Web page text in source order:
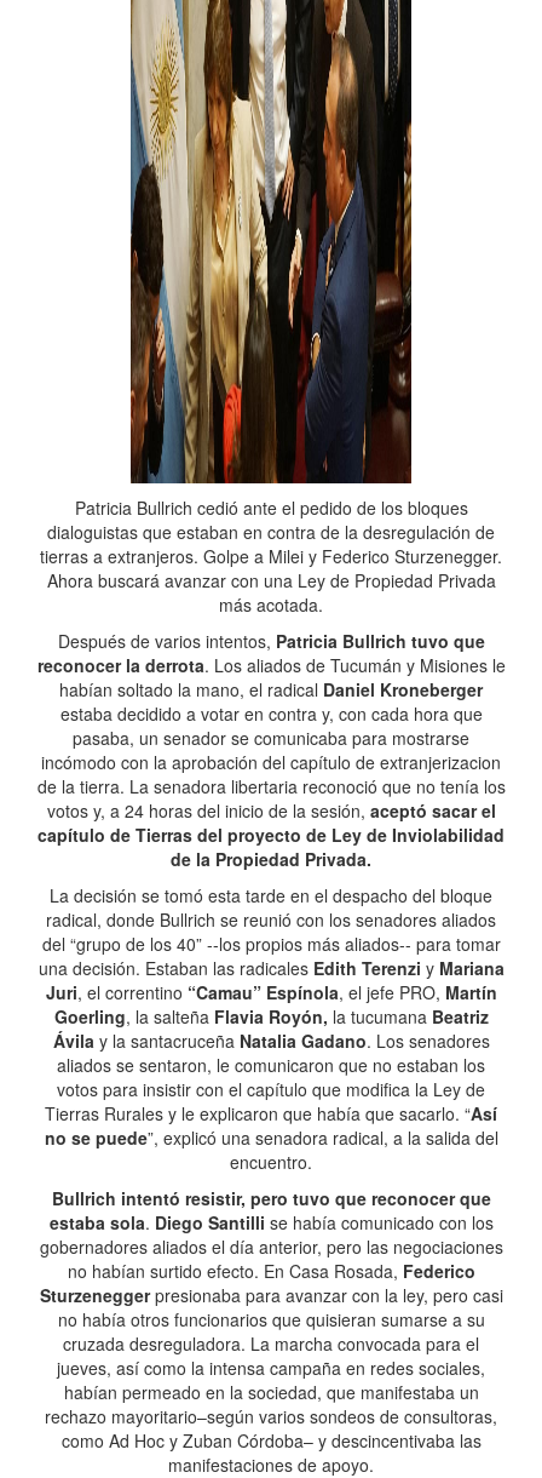
Patricia Bullrich cedió ante el pedido de los bloques
dialoguistas que estaban en contra de la desregulación de
tierras a extranjeros. Golpe a Milei y Federico Sturzenegger.
Ahora buscará avanzar con una Ley de Propiedad Privada
más acotada.
Después de varios intentos, Patricia Bullrich tuvo que
reconocer la derrota. Los aliados de Tucumán y Misiones le
habían soltado la mano, el radical Daniel Kroneberger
estaba decidido a votar en contra y, con cada hora que
pasaba, un senador se comunicaba para mostrarse
incómodo con la aprobación del capítulo de extranjerizacion
de la tierra. La senadora libertaria reconoció que no tenía los
votos y, a 24 horas del inicio de la sesión, aceptó sacar el
capítulo de Tierras del proyecto de Ley de Inviolabilidad
de la Propiedad Privada.
La decisión se tomó esta tarde en el despacho del bloque
radical, donde Bullrich se reunió con los senadores aliados
del “grupo de los 40” --los propios más aliados-- para tomar
una decisión. Estaban las radicales Edith Terenzi y Mariana
Juri, el correntino “Camau” Espínola, el jefe PRO, Martín
Goerling, la salteña Flavia Royón, la tucumana Beatriz
Ávilay la santacruceñaNatalia Gadano. Los senadores
aliados se sentaron, le comunicaron que no estaban los
votos para insistir con el capítulo que modifica la Ley de
Tierras Rurales y le explicaron que había que sacarlo. “Así
no se puede”, explicó una senadora radical, a la salida del
encuentro.
Bullrich intentó resistir, pero tuvo que reconocer que
estaba sola. Diego Santilli se había comunicado con los
gobernadores aliados el día anterior, pero las negociaciones
no habían surtido efecto. En Casa Rosada, Federico
Sturzeneggerpresionaba para avanzar con la ley, pero casi
no había otros funcionarios que quisieran sumarse a su
cruzada desreguladora. La marcha convocada para el
jueves, así como la intensa campaña en redes sociales,
habían permeado en la sociedad, que manifestaba un
rechazo mayoritario–según varios sondeos de consultoras,
como Ad Hoc y Zuban Córdoba– y descincentivaba las
manifestaciones de apoyo.